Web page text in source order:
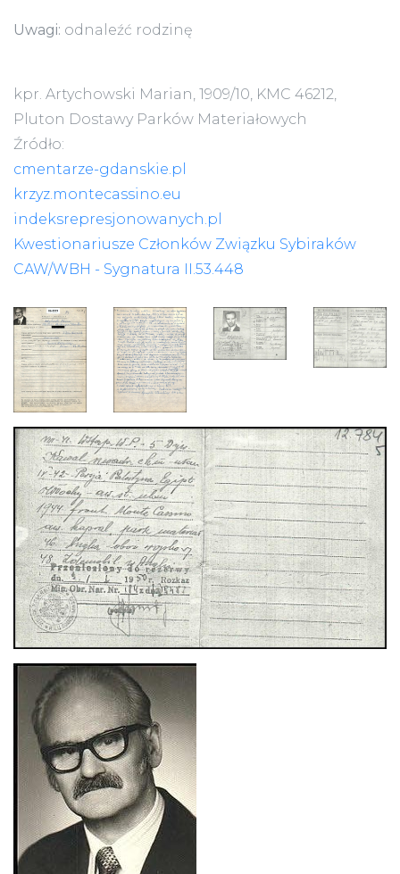
Uwagi: odnaleźć rodzinę
kpr. Artychowski Marian, 1909/10, KMC 46212,
Pluton Dostawy Parków Materiałowych
Źródło:
cmentarze-gdanskie.pl
krzyz.montecassino.eu
indeksrepresjonowanych.pl
Kwestionariusze Członków Związku Sybiraków
CAW/WBH - Sygnatura II.53.448